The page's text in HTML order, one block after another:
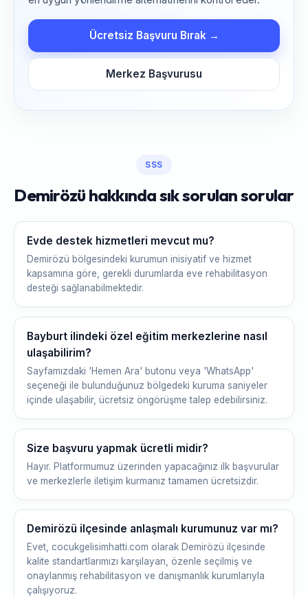
Ücretsiz Başvuru Bırak →
Merkez Başvurusu
SSS
Demirözü hakkında sık sorulan sorular
Evde destek hizmetleri mevcut mu?
Demirözü bölgesindeki kurumun inisiyatif ve hizmet
kapsamına göre, gerekli durumlarda eve rehabilitasyon
desteği sağlanabilmektedir.
Bayburt ilindeki özel eğitim merkezlerine nasıl
ulaşabilirim?
Sayfamızdaki 'Hemen Ara' butonu veya 'WhatsApp'
seçeneği ile bulunduğunuz bölgedeki kuruma saniyeler
içinde ulaşabilir, ücretsiz öngörüşme talep edebilirsiniz.
Size başvuru yapmak ücretli midir?
Hayır. Platformumuz üzerinden yapacağınız ilk başvurular
ve merkezlerle iletişim kurmanız tamamen ücretsizdir.
Demirözü ilçesinde anlaşmalı kurumunuz var mı?
Evet, cocukgelisimhatti.com olarak Demirözü ilçesinde
kalite standartlarımızı karşılayan, özenle seçilmiş ve
onaylanmış rehabilitasyon ve danışmanlık kurumlarıyla
çalışıyoruz.